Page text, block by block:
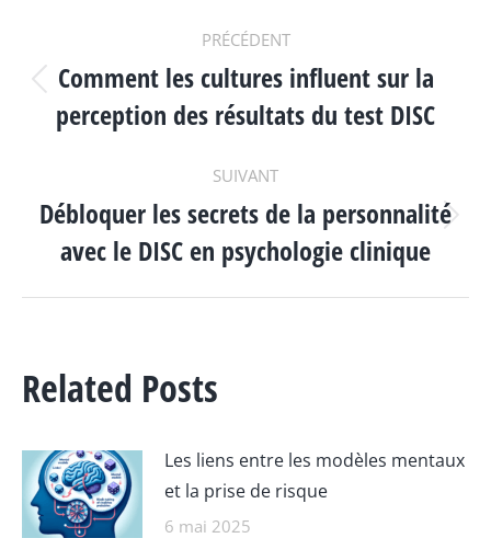
NAVIGATION
ARTICLE
PRÉCÉDENT
Article
précédent
Comment les cultures influent sur la
perception des résultats du test DISC
SUIVANT
Article
suivant
:
Débloquer les secrets de la personnalité
avec le DISC en psychologie clinique
Related Posts
Les liens entre les modèles mentaux
et la prise de risque
6 mai 2025